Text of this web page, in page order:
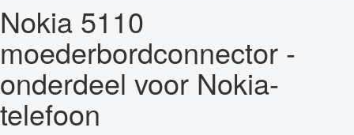
Nokia 5110
moederbordconnector -
onderdeel voor Nokia-
telefoon